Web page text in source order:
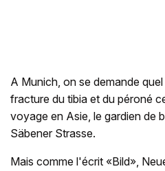
A Munich, on se demande
fracture du tibia et du péroné
voyage en Asie, le gardien de
Säbener Strasse.
Mais comme l'écrit «Bild»,